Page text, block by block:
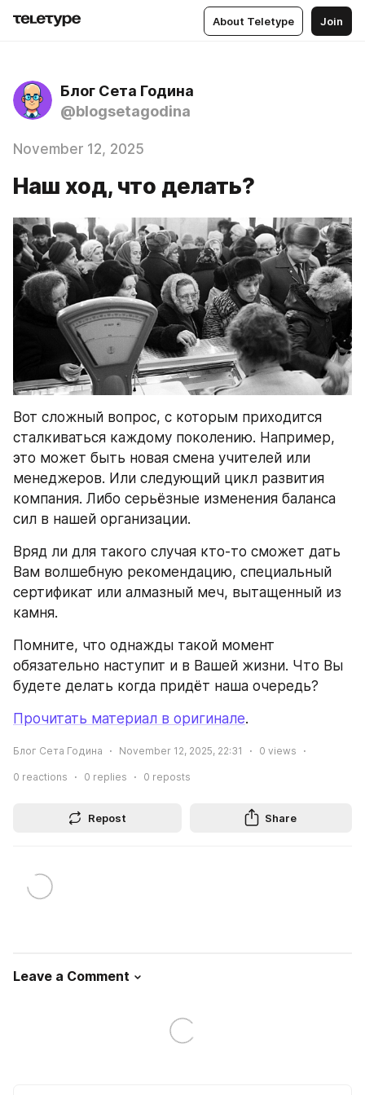
About Teletype Join
Блог Сета Година
@blogsetagodina
November 12, 2025
Наш ход, что делать?
Вот сложный вопрос, с которым приходится
сталкиваться каждому поколению. Например,
это может быть новая смена учителей или
менеджеров. Или следующий цикл развития
компания. Либо серьёзные изменения баланса
сил в нашей организации.
Вряд ли для такого случая кто-то сможет дать
Вам волшебную рекомендацию, специальный
сертификат или алмазный меч, вытащенный из
камня.
Помните, что однажды такой момент
обязательно наступит и в Вашей жизни. Что Вы
будете делать когда придёт наша очередь?
Прочитать материал в оригинале.
Блог Сета Година November 12, 2025, 22:31 0 views
0 reactions 0 replies 0 reposts
Repost Share
Leave a Comment